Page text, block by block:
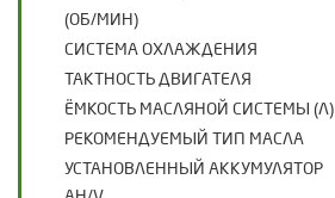
(ОБ/МИН)
СИСТЕМА ОХЛАЖДЕНИЯ
ТАКТНОСТЬ ДВИГАТЕЛЯ
ЁМКОСТЬ МАСЛЯНОЙ СИСТЕМЫ (Л)
РЕКОМЕНДУЕМЫЙ ТИП МАСЛА
УСТАНОВЛЕННЫЙ АККУМУЛЯТОР